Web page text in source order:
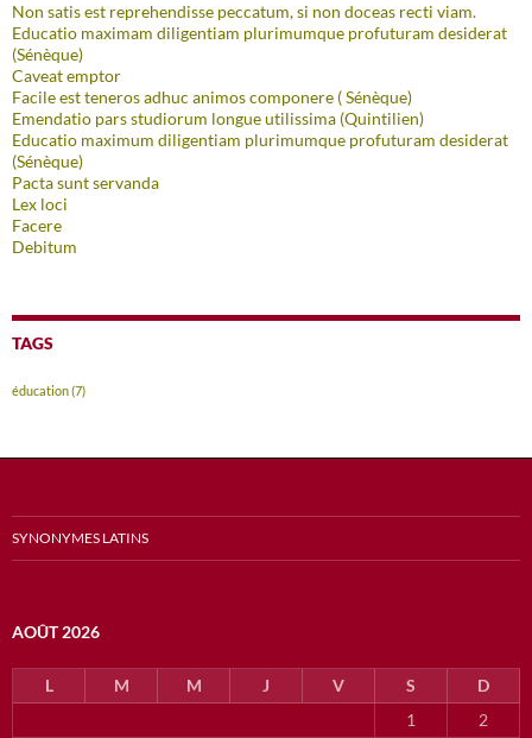
Non satis est reprehendisse peccatum, si non doceas recti viam.
Educatio maximam diligentiam plurimumque profuturam desiderat
(Sénèque)
Caveat emptor
Facile est teneros adhuc animos componere ( Sénèque)
Emendatio pars studiorum longue utilissima (Quintilien)
Educatio maximum diligentiam plurimumque profuturam desiderat
(Sénèque)
Pacta sunt servanda
Lex loci
Facere
Debitum
TAGS
éducation(7)
SYNONYMES LATINS
AOÛT 2026
L M M J V S
D
1
2